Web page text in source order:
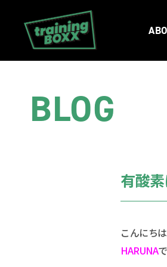
BLOG
有酸
こんにちは
HARUNA